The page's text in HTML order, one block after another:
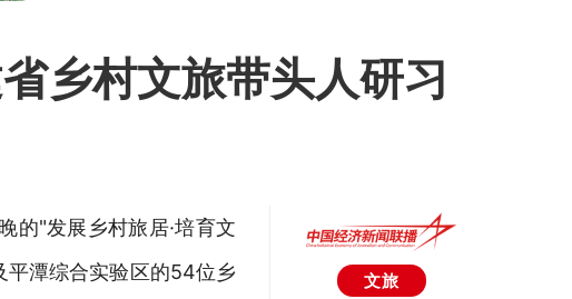
乡村文旅带头人研习
的"发展乡村旅居·培育文
潭综合实验区的54位乡
文旅